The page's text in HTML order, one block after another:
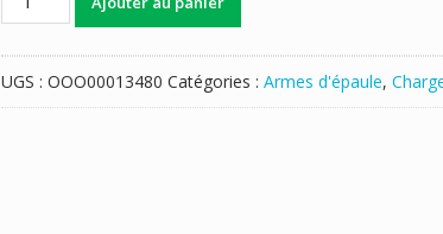
201
UGS : OOO00013480 Catégories : Armes d'épaule,